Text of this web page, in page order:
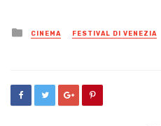
Posted
in
CINEMA FESTIVAL DI VENEZIA